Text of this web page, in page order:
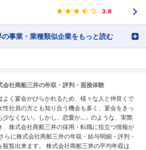
3.8
の事業・業種類似企業をもっと読む
会社商船三井の年収・評判・面接体験
よく宴会がひらかれるため、様々な人と仲良くで
性社員の方とも知り合う機会も多く、宴会をきっ
少なくない。しかし、恋愛か...」のような、実際
、株式会社商船三井の採用・転職に役立つ情報が
らに株式会社商船三井の年収・給与明細・評判・
観覧出来ます。 株式会社商船三井の平均年収は